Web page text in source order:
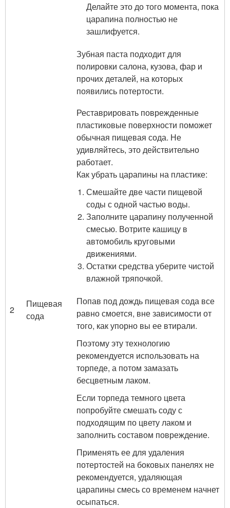
Делайте это до того момента, пока
царапина полностью не
зашлифуется.
Зубная паста подходит для
полировки салона, кузова, фар и
прочих деталей, на которых
появились потертости.
2
Пищевая
сода
Реставрировать поврежденные
пластиковые поверхности поможет
обычная пищевая сода. Не
удивляйтесь, это действительно
работает.
Как убрать царапины на пластике:
Смешайте две части пищевой
соды с одной частью воды.
Заполните царапину полученной
смесью. Вотрите кашицу в
автомобиль круговыми
движениями.
Остатки средства уберите чистой
влажной тряпочкой.
Попав под дождь пищевая сода все
равно смоется, вне зависимости от
того, как упорно вы ее втирали.
Поэтому эту технологию
рекомендуется использовать на
торпеде, а потом замазать
бесцветным лаком.
Если торпеда темного цвета
попробуйте смешать соду с
подходящим по цвету лаком и
заполнить составом повреждение.
Применять ее для удаления
потертостей на боковых панелях не
рекомендуется, удаляющая
царапины смесь со временем начнет
осыпаться.